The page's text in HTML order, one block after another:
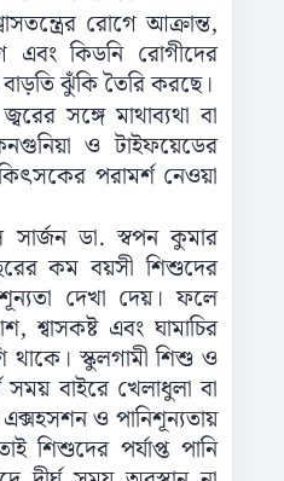
রোগে আক্রান্ত,
এবং কিডনি রোগীদের
ঝুঁকি তৈরি করছে।
সঙ্গে মাথাব্যথা বা
ও টাইফয়েডের
পরামর্শ নেওয়া
সার্জন ডা. স্বপন কুমার
কম বয়সী শিশুদের
দেখা দেয়। ফলে
শ্বাসকষ্ট এবং ঘামাচির
থাকে। স্কুলগামী শিশু ও
সময় বাইরে খেলাধুলা বা
ও পানিশূন্যতায়
শিশুদের পর্যাপ্ত পানি